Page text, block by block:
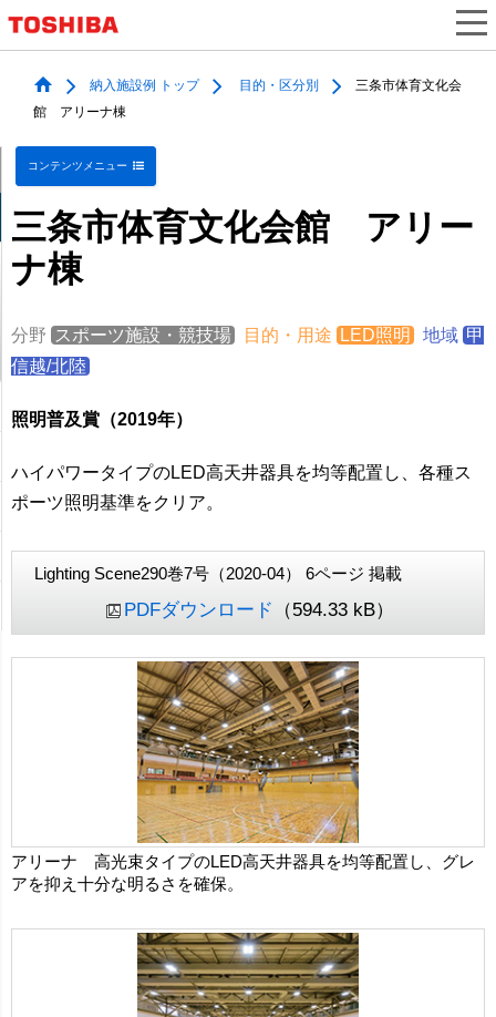
納入施設例 トップ 目的・区分別
三条市体育文化会
館 アリーナ棟
コンテンツメニュー
三条市体育文化会館 アリー
ナ棟
分野 スポーツ施設・競技場 目的・用途 LED照明 地域 甲
信越/北陸
照明普及賞（2019年）
ハイパワータイプのLED高天井器具を均等配置し、各種ス
ポーツ照明基準をクリア。
Lighting Scene290巻7号（2020-04） 6ページ 掲載
PDFダウンロード （594.33 kB）
アリーナ 高光束タイプのLED高天井器具を均等配置し、グレ
アを抑え十分な明るさを確保。